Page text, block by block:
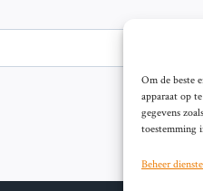
Om de beste
apparaat op
gegevens
toestemming
Beheer